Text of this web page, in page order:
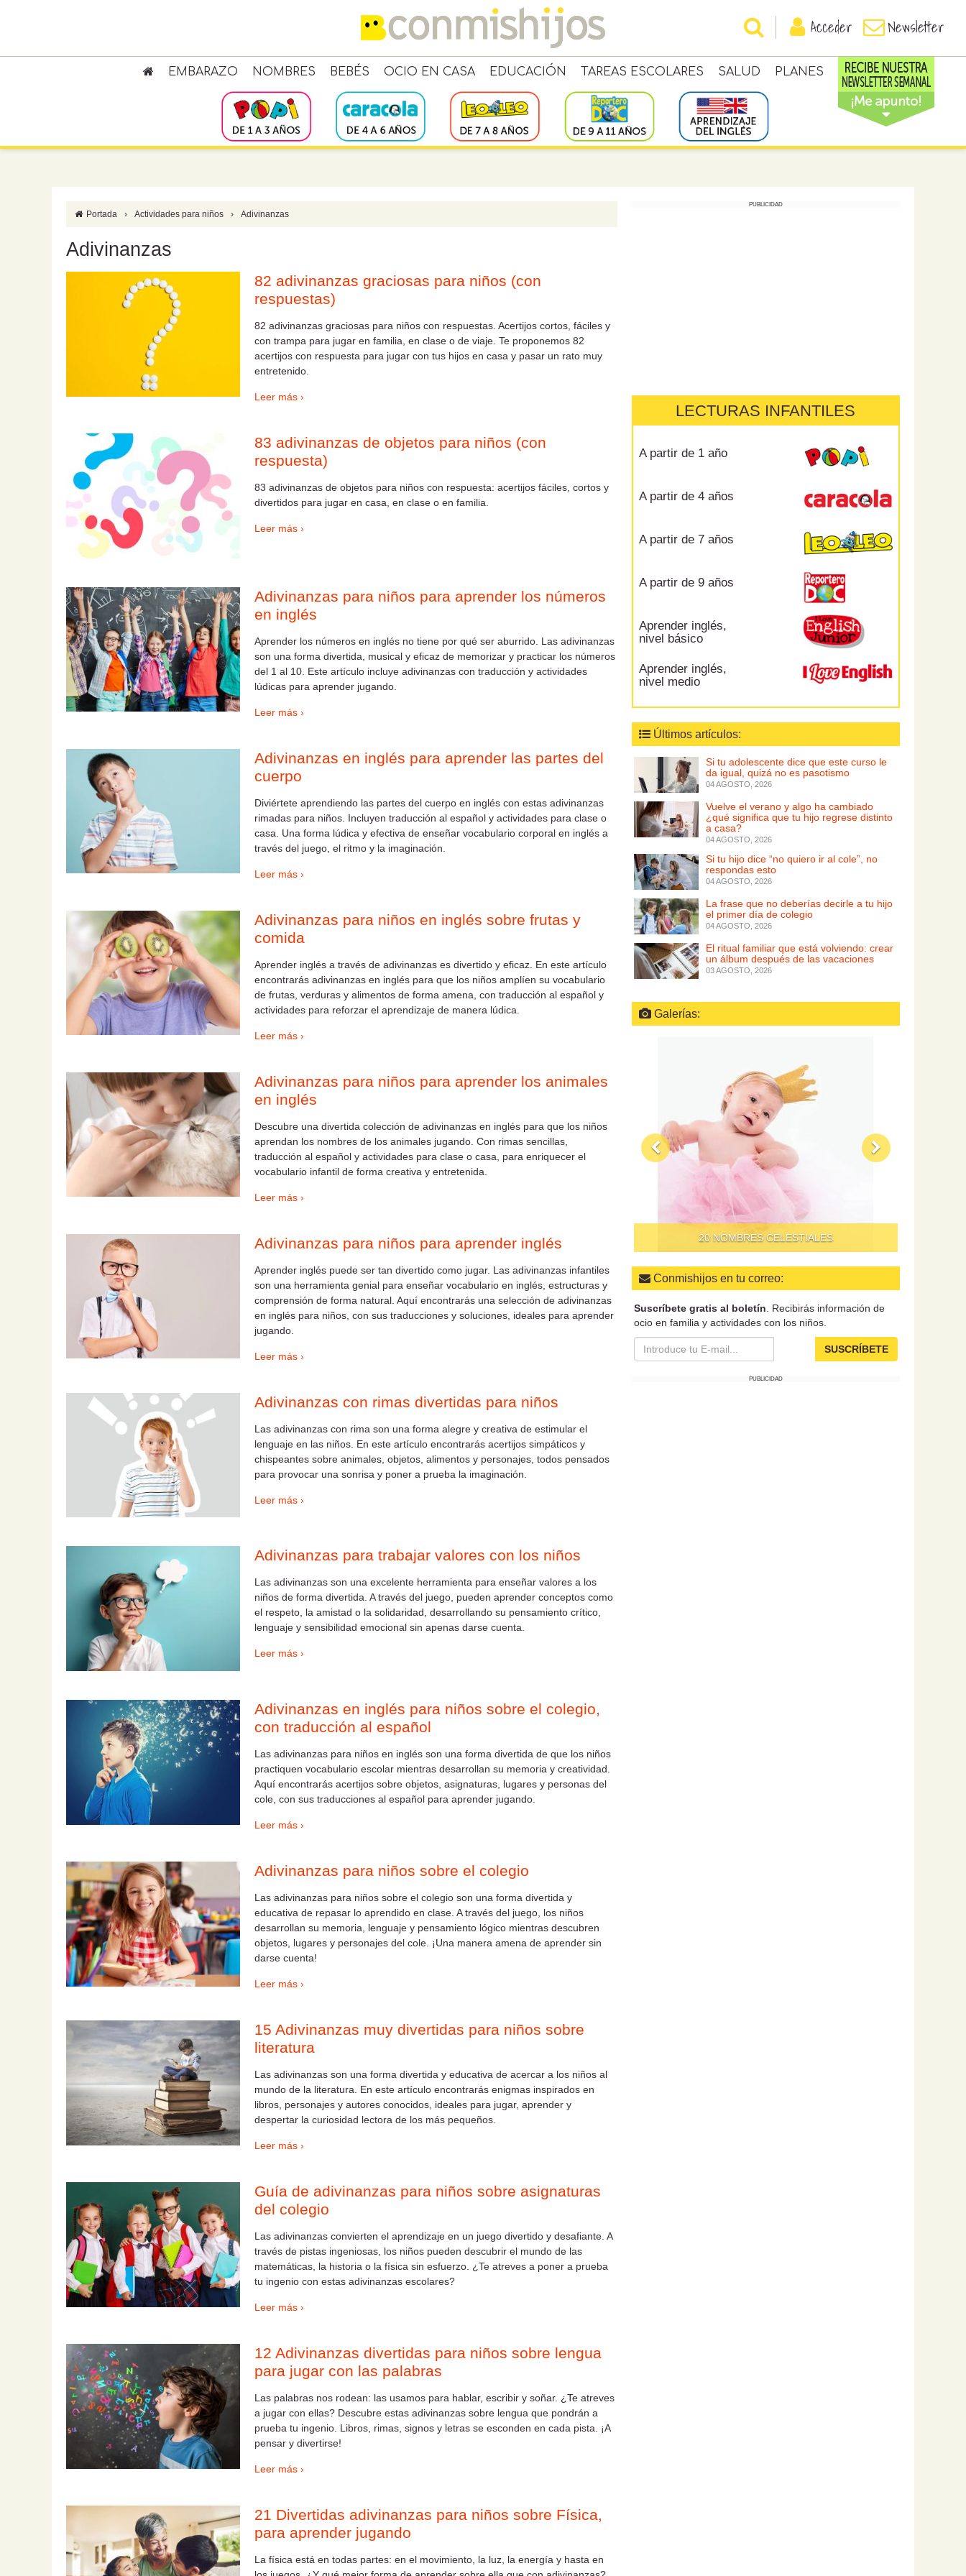
Acceder Newsletter
EMBARAZO NOMBRES BEBÉS OCIO EN CASA EDUCACIÓN TAREAS ESCOLARES SALUD PLANES
Portada › Actividades para niños › Adivinanzas
Adivinanzas
82 adivinanzas graciosas para niños (con
respuestas)
82 adivinanzas graciosas para niños con respuestas. Acertijos cortos, fáciles y
con trampa para jugar en familia, en clase o de viaje. Te proponemos 82
acertijos con respuesta para jugar con tus hijos en casa y pasar un rato muy
entretenido.
Leer más ›
83 adivinanzas de objetos para niños (con
respuesta)
83 adivinanzas de objetos para niños con respuesta: acertijos fáciles, cortos y
divertidos para jugar en casa, en clase o en familia.
Leer más ›
Adivinanzas para niños para aprender los números
en inglés
Aprender los números en inglés no tiene por qué ser aburrido. Las adivinanzas
son una forma divertida, musical y eficaz de memorizar y practicar los números
del 1 al 10. Este artículo incluye adivinanzas con traducción y actividades
lúdicas para aprender jugando.
Leer más ›
Adivinanzas en inglés para aprender las partes del
cuerpo
Diviértete aprendiendo las partes del cuerpo en inglés con estas adivinanzas
rimadas para niños. Incluyen traducción al español y actividades para clase o
casa. Una forma lúdica y efectiva de enseñar vocabulario corporal en inglés a
través del juego, el ritmo y la imaginación.
Leer más ›
Adivinanzas para niños en inglés sobre frutas y
comida
Aprender inglés a través de adivinanzas es divertido y eficaz. En este artículo
encontrarás adivinanzas en inglés para que los niños amplíen su vocabulario
de frutas, verduras y alimentos de forma amena, con traducción al español y
actividades para reforzar el aprendizaje de manera lúdica.
Leer más ›
Adivinanzas para niños para aprender los animales
en inglés
Descubre una divertida colección de adivinanzas en inglés para que los niños
aprendan los nombres de los animales jugando. Con rimas sencillas,
traducción al español y actividades para clase o casa, para enriquecer el
vocabulario infantil de forma creativa y entretenida.
Leer más ›
Adivinanzas para niños para aprender inglés
Aprender inglés puede ser tan divertido como jugar. Las adivinanzas infantiles
son una herramienta genial para enseñar vocabulario en inglés, estructuras y
comprensión de forma natural. Aquí encontrarás una selección de adivinanzas
en inglés para niños, con sus traducciones y soluciones, ideales para aprender
jugando.
Leer más ›
Adivinanzas con rimas divertidas para niños
Las adivinanzas con rima son una forma alegre y creativa de estimular el
lenguaje en las niños. En este artículo encontrarás acertijos simpáticos y
chispeantes sobre animales, objetos, alimentos y personajes, todos pensados
para provocar una sonrisa y poner a prueba la imaginación.
Leer más ›
Adivinanzas para trabajar valores con los niños
Las adivinanzas son una excelente herramienta para enseñar valores a los
niños de forma divertida. A través del juego, pueden aprender conceptos como
el respeto, la amistad o la solidaridad, desarrollando su pensamiento crítico,
lenguaje y sensibilidad emocional sin apenas darse cuenta.
Leer más ›
Adivinanzas en inglés para niños sobre el colegio,
con traducción al español
Las adivinanzas para niños en inglés son una forma divertida de que los niños
practiquen vocabulario escolar mientras desarrollan su memoria y creatividad.
Aquí encontrarás acertijos sobre objetos, asignaturas, lugares y personas del
cole, con sus traducciones al español para aprender jugando.
Leer más ›
Adivinanzas para niños sobre el colegio
Las adivinanzas para niños sobre el colegio son una forma divertida y
educativa de repasar lo aprendido en clase. A través del juego, los niños
desarrollan su memoria, lenguaje y pensamiento lógico mientras descubren
objetos, lugares y personajes del cole. ¡Una manera amena de aprender sin
darse cuenta!
Leer más ›
15 Adivinanzas muy divertidas para niños sobre
literatura
Las adivinanzas son una forma divertida y educativa de acercar a los niños al
mundo de la literatura. En este artículo encontrarás enigmas inspirados en
libros, personajes y autores conocidos, ideales para jugar, aprender y
despertar la curiosidad lectora de los más pequeños.
Leer más ›
Guía de adivinanzas para niños sobre asignaturas
del colegio
Las adivinanzas convierten el aprendizaje en un juego divertido y desafiante. A
través de pistas ingeniosas, los niños pueden descubrir el mundo de las
matemáticas, la historia o la física sin esfuerzo. ¿Te atreves a poner a prueba
tu ingenio con estas adivinanzas escolares?
Leer más ›
12 Adivinanzas divertidas para niños sobre lengua
para jugar con las palabras
Las palabras nos rodean: las usamos para hablar, escribir y soñar. ¿Te atreves
a jugar con ellas? Descubre estas adivinanzas sobre lengua que pondrán a
prueba tu ingenio. Libros, rimas, signos y letras se esconden en cada pista. ¡A
pensar y divertirse!
Leer más ›
21 Divertidas adivinanzas para niños sobre Física,
para aprender jugando
La física está en todas partes: en el movimiento, la luz, la energía y hasta en
PUBLICIDAD
LECTURAS INFANTILES
A partir de 1 año
A partir de 4 años
A partir de 7 años
A partir de 9 años
Aprender inglés,
nivel básico
Aprender inglés,
nivel medio
Últimos artículos:
Si tu adolescente dice que este curso le
da igual, quizá no es pasotismo
04 AGOSTO, 2026
Vuelve el verano y algo ha cambiado
¿qué significa que tu hijo regrese distinto
a casa?
04 AGOSTO, 2026
Si tu hijo dice “no quiero ir al cole”, no
respondas esto
04 AGOSTO, 2026
La frase que no deberías decirle a tu hijo
el primer día de colegio
04 AGOSTO, 2026
El ritual familiar que está volviendo: crear
un álbum después de las vacaciones
03 AGOSTO, 2026
Galerías:
QUÉ HACER PARA QUE DAR DE COMER A LOS
NIÑOS NO SEA UN SUPLICIO
Conmishijos en tu correo:
Suscríbete gratis al boletín . Recibirás información de
ocio en familia y actividades con los niños.
SUSCRÍBETE
PUBLICIDAD